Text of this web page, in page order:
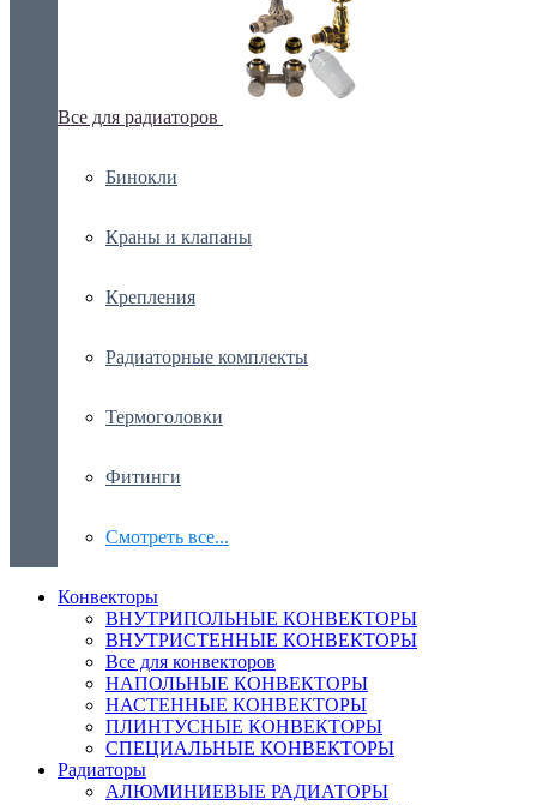
Все для радиаторов
Бинокли
Краны и клапаны
Крепления
Радиаторные комплекты
Термоголовки
Фитинги
Смотреть все...
Конвекторы
ВНУТРИПОЛЬНЫЕ КОНВЕКТОРЫ
ВНУТРИСТЕННЫЕ КОНВЕКТОРЫ
Все для конвекторов
НАПОЛЬНЫЕ КОНВЕКТОРЫ
НАСТЕННЫЕ КОНВЕКТОРЫ
ПЛИНТУСНЫЕ КОНВЕКТОРЫ
СПЕЦИАЛЬНЫЕ КОНВЕКТОРЫ
Радиаторы
АЛЮМИНИЕВЫЕ РАДИАТОРЫ